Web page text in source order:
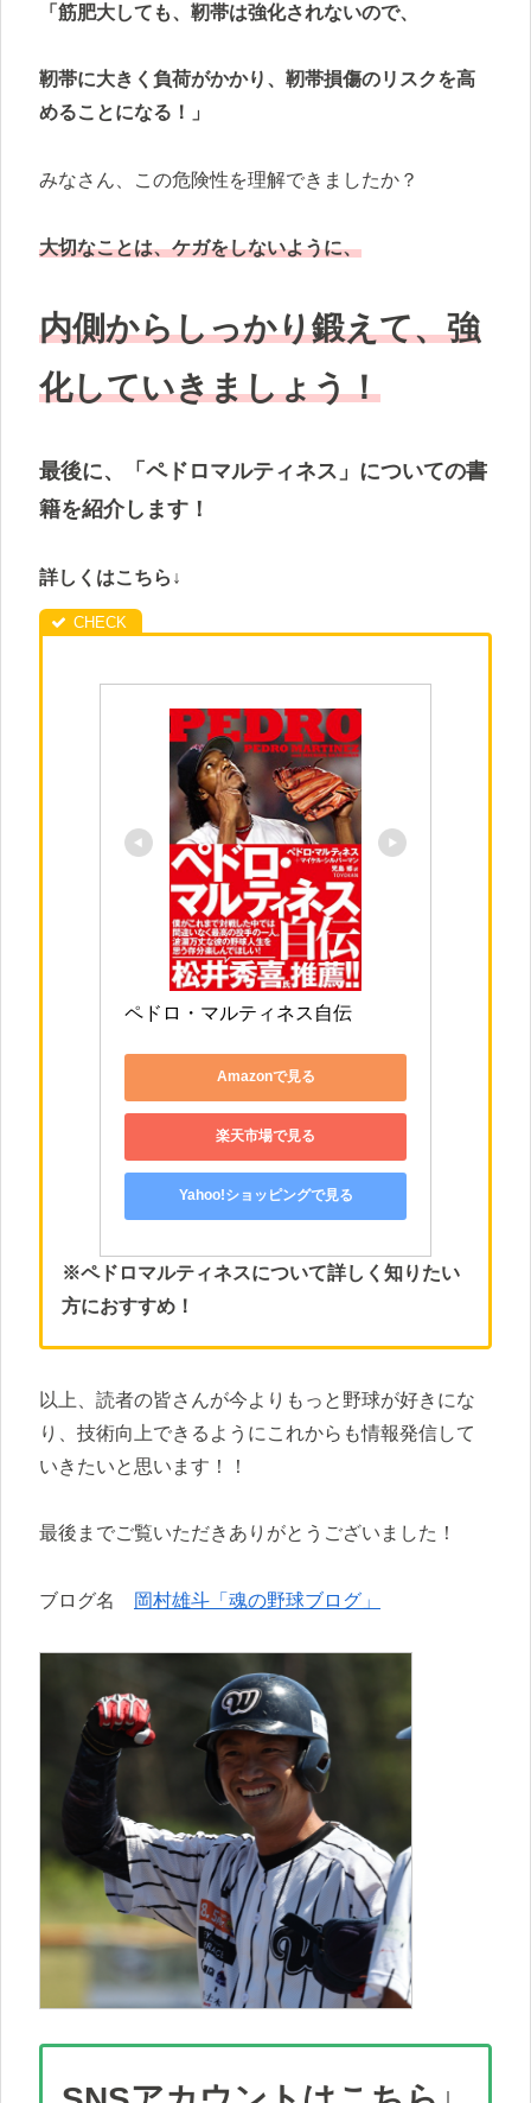
「筋肥大しても、靭帯は強化されないので、
靭帯に大きく負荷がかかり、靭帯損傷のリスクを高
めることになる！」
みなさん、この危険性を理解できましたか？
大切なことは、ケガをしないように、
内側からしっかり鍛えて、強
化していきましょう！
最後に、「ペドロマルティネス」についての書
籍を紹介します！
詳しくはこちら↓
ペドロ・マルティネス自伝
Amazonで見る
楽天市場で見る
Yahoo!ショッピングで見る
※ペドロマルティネスについて詳しく知りたい
方におすすめ！
以上、読者の皆さんが今よりもっと野球が好きにな
り、技術向上できるようにこれからも情報発信して
いきたいと思います！！
最後までご覧いただきありがとうございました！
ブログ名 岡村雄斗「魂の野球ブログ」